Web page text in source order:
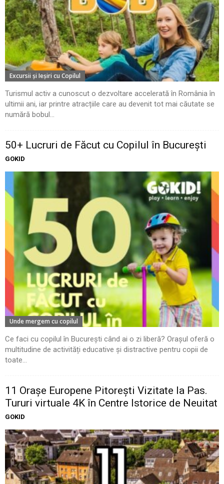
Excursii şi Ieşiri cu Copilul
Turismul activ a cunoscut o dezvoltare accelerată în România în
ultimii ani, iar printre atracțiile care au devenit tot mai căutate se
numără bobul...
50+ Lucruri de Făcut cu Copilul în București
GOKID
Unde mergem cu copilul
Ce faci cu copilul în București când ai o zi liberă? Orașul oferă o
multitudine de activități educative și distractive pentru copii de
toate...
11 Oraşe Europene Pitoreşti Vizitate la Pas.
Tururi virtuale 4K în Centre Istorice de Neuitat
GOKID